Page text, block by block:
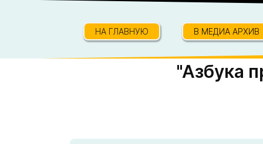
НА ГЛАВНУЮ В МЕДИА АРХИВ
"Азбука